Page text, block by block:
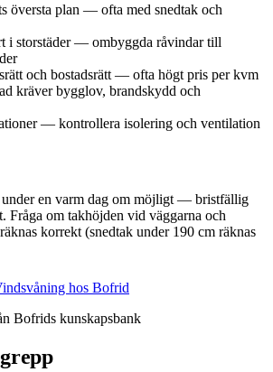
översta plan — ofta med snedtak och
i storstäder — ombyggda råvindar till
och bostadsrätt — ofta högt pris per kvm
kräver bygglov, brandskydd och
— kontrollera isolering och ventilation
en varm dag om möjligt — bristfällig
Fråga om takhöjden vid väggarna och
korrekt (snedtak under 190 cm räknas
hos Bofrid
Bofrids kunskapsbank